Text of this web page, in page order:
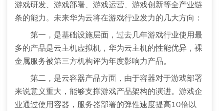
游戏研发、游戏部署、游戏运营、游戏创新等全产业链
条的能力。未来华为云将在游戏行业发力的几大方向：
第一，是基础设施层面，过去几年游戏行业使用最
多的产品是云主机虚拟机，华为云主机的性能优异，裸
金属服务被第三方机构评为年度影响力产品。
第二，是云容器产品方面，由于容器对于游戏部署
来说意义重大，能够支撑游戏产品架构的演进。游戏企
业通过使用容器，服务器部署的弹性速度提高10倍以